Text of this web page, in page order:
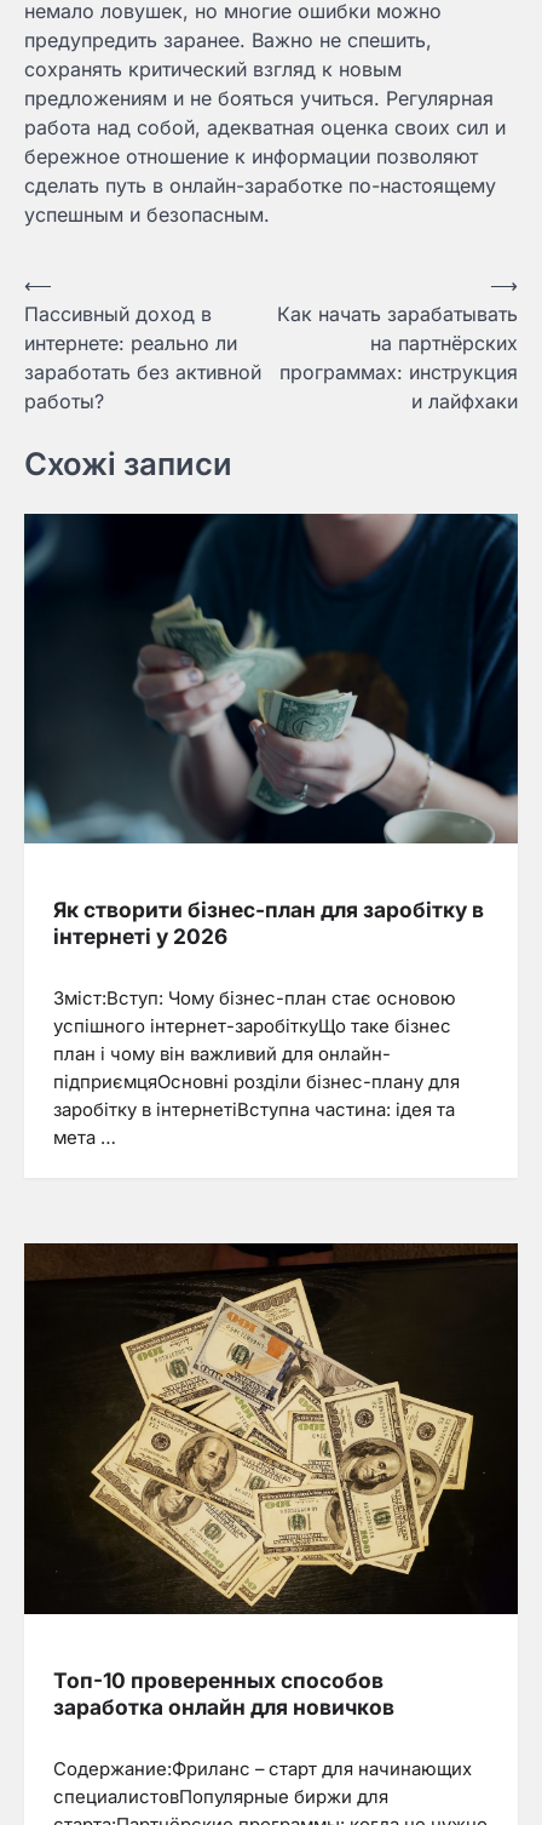
немало ловушек, но многие ошибки можно
предупредить заранее. Важно не спешить,
сохранять критический взгляд к новым
предложениям и не бояться учиться. Регулярная
работа над собой, адекватная оценка своих сил и
бережное отношение к информации позволяют
сделать путь в онлайн-заработке по-настоящему
успешным и безопасным.
Навигация
по
записям
⟵
Пассивный доход в
интернете: реально ли
заработать без активной
работы?
Как начать зарабатывать
на партнёрских
программах: инструкция
и лайфхаки
⟶
Схожі записи
Як створити бізнес-план для заробітку в
інтернеті у 2026
Зміст:Вступ: Чому бізнес-план стає основою
успішного інтернет-заробіткуЩо таке бізнес
план і чому він важливий для онлайн-
підприємцяОсновні розділи бізнес-плану для
заробітку в інтернетіВступна частина: ідея та
мета …
Топ-10 проверенных способов
заработка онлайн для новичков
Содержание:Фриланс – старт для начинающих
специалистовПопулярные биржи для